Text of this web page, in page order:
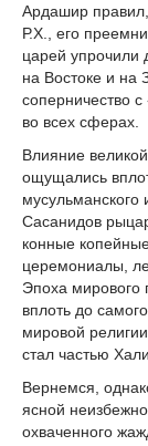
Ардашир
Р.Х., его
царей упрочили
на Востоке и на
соперничество
во всех сферах.
Влияние
ощущались
мусульманского
Сасанидов
конные
церемониалы,
Эпоха мирового
вплоть до
мировой
стал частью
Вернемся,
ясной
охваченного